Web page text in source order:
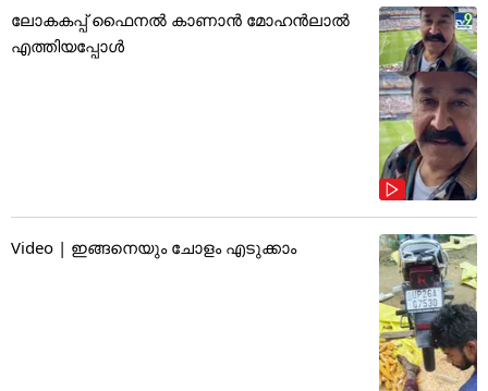
ലോകകപ്പ് ഫൈനൽ കാണാൻ മോഹൻലാൽ
എത്തിയപ്പോൾ
Video | ഇങ്ങനെയും ചോളം എടുക്കാം